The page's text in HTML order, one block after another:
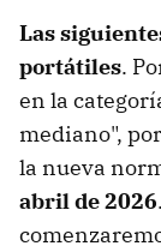
Las
portátiles.
en la
mediano",
la nueva
abril de 2026